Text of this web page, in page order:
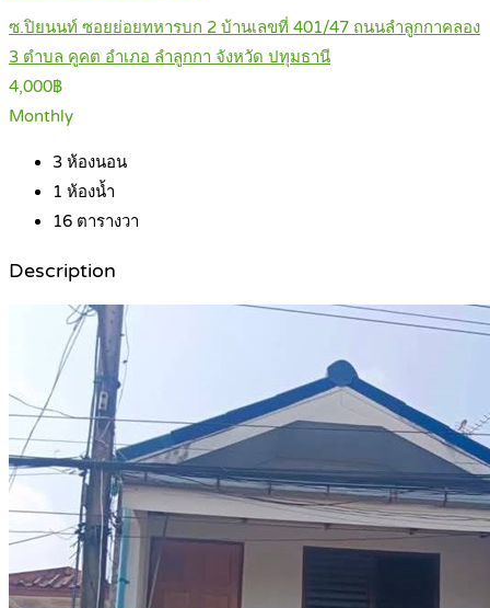
ซ.ปิยนนท์ ซอยย่อยทหารบก 2 บ้านเลขที่ 401/47 ถนนลำลูกกาคลอง
3 ตำบล คูคต อำเภอ ลำลูกกา จังหวัด ปทุมธานี
4,000฿
Monthly
3 ห้องนอน
1 ห้องน้ำ
16 ตารางวา
Description